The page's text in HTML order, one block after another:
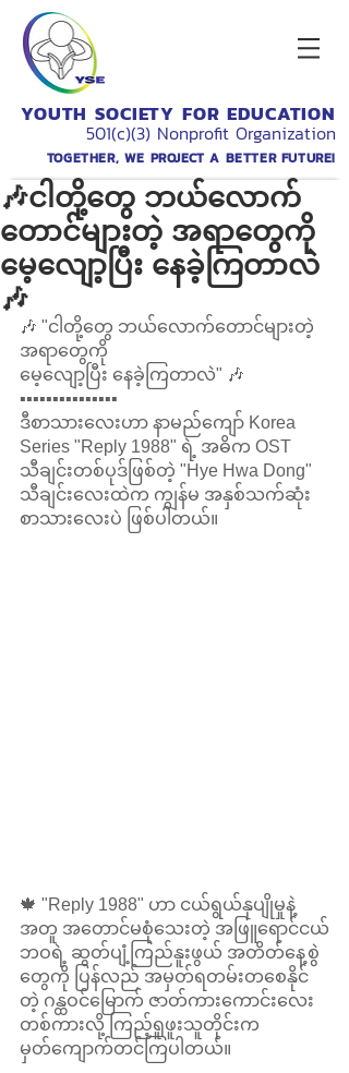
YOUTH SOCIETY FOR EDUCATION
501(c)(3) Nonprofit Organization
TOGETHER, WE PROJECT A BETTER FUTURE!
🎶ငါတို့တွေ ဘယ်လောက်
တောင်များတဲ့ အရာတွေကို
မေ့လျော့ပြီး နေခဲ့ကြတာလဲ
🎶
🎶 "ငါတို့တွေ ဘယ်လောက်တောင်များတဲ့
အရာတွေကို
မေ့လျော့ပြီး နေခဲ့ကြတာလဲ" 🎶
▪▪▪▪▪▪▪▪▪▪▪▪▪▪▪
ဒီစာသားလေးဟာ နာမည်ကျော် Korea
Series "Reply 1988" ရဲ့ အဓိက OST
သီချင်းတစ်ပုဒ်ဖြစ်တဲ့ "Hye Hwa Dong"
သီချင်းလေးထဲက ကျွန်မ အနှစ်သက်ဆုံး
စာသားလေးပဲ ဖြစ်ပါတယ်။
🍁 "Reply 1988" ဟာ ငယ်ရွယ်နုပျိုမှုနဲ့
အတူ အတောင်မစုံသေးတဲ့ အဖြူရောင်ငယ်
ဘဝရဲ့ ဆွတ်ပျံ့ကြည်နူးဖွယ် အတိတ်နေ့စွဲ
တွေကို ပြန်လည် အမှတ်ရတမ်းတစေနိုင်
တဲ့ ဂန္ထဝင်မြောက် ဇာတ်ကားကောင်းလေး
တစ်ကားလို့ ကြည့်ရူဖူးသူတိုင်းက
မှတ်ကျောက်တင်ကြပါတယ်။